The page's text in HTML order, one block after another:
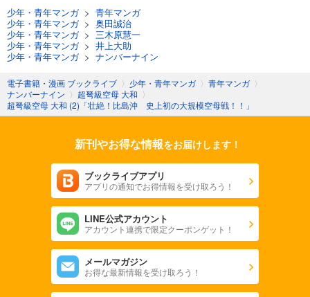
少年・青年マンガ> 青年マンガ
少年・青年マンガ> 奥田誠治
少年・青年マンガ> 三木原慧一
少年・青年マンガ> 井上大助
少年・青年マンガ> ナンバーナイン
電子書籍・漫画 ブックライブ 〉 少年・青年マンガ 〉 青年マンガ 〉
ナンバーナイン 〉 超弩級空母 大和 〉
超弩級空母 大和 (2)「壮絶！比島沖 史上初の大規模空母戦！！」
新刊やお得な情報をお届けします！
ブックライブアプリ
アプリの通知でお得情報を受け取ろう！
LINE公式アカウント
アカウント連携で限定クーポンゲット！
メールマガジン
お得な最新情報を受け取ろう！